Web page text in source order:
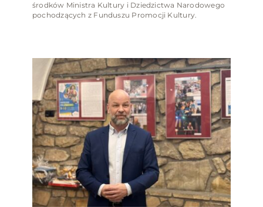
środków Ministra Kultury i Dziedzictwa Narodowego
pochodzących z Funduszu Promocji Kultury.